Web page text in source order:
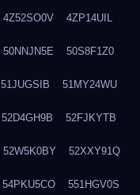
4Z52SO0V 4ZP14UIL
50NNJN5E 50S8F1Z0
51JUGSIB 51MY24WU
52D4GH9B 52FJKYTB
52W5K0BY 52XXY91Q
54PKU5CO 551HGV0S